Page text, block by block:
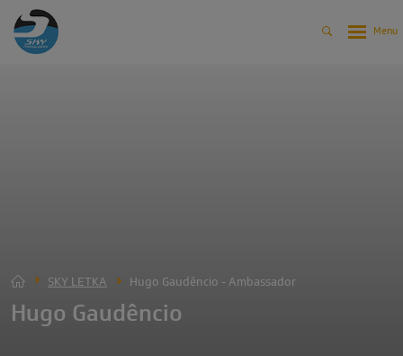
SKY LETKA Hugo Gaudêncio - Ambassador
Hugo Gaudêncio